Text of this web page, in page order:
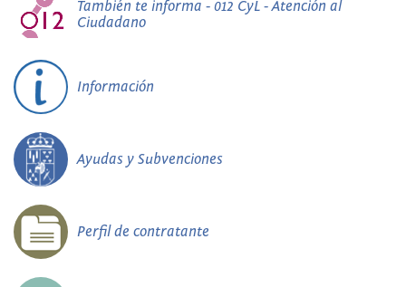
También te informa - 012 CyL - Atención al
Ciudadano
Información
Ayudas y Subvenciones
Perfil de contratante